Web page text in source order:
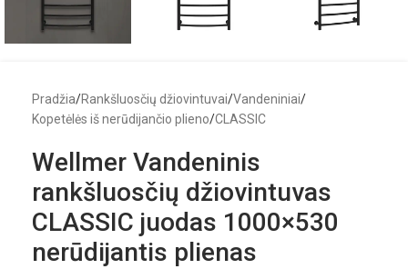
Pradžia/Rankšluosčių džiovintuvai/Vandeniniai/
Kopetėlės iš nerūdijančio plieno/CLASSIC
Wellmer Vandeninis
rankšluosčių džiovintuvas
CLASSIC juodas 1000×530
nerūdijantis plienas